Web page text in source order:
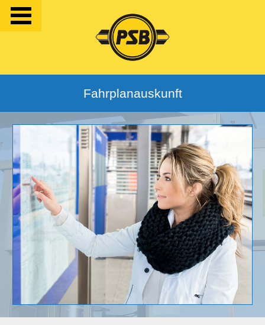
Fahrplanauskunft